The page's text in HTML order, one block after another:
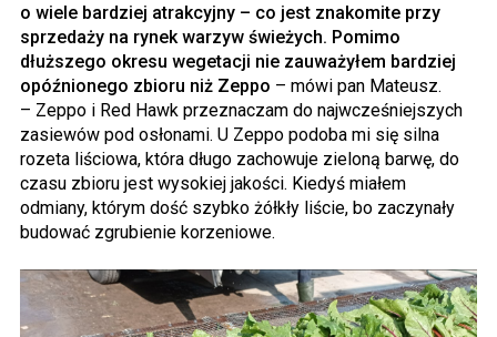
o wiele bardziej atrakcyjny – co jest znakomite przy
sprzedaży na rynek warzyw świeżych. Pomimo
dłuższego okresu wegetacji nie zauważyłem bardziej
opóźnionego zbioru niż Zeppo – mówi pan Mateusz.
– Zeppo i Red Hawk przeznaczam do najwcześniejszych
zasiewów pod osłonami. U Zeppo podoba mi się silna
rozeta liściowa, która długo zachowuje zieloną barwę, do
czasu zbioru jest wysokiej jakości. Kiedyś miałem
odmiany, którym dość szybko żółkły liście, bo zaczynały
budować zgrubienie korzeniowe.